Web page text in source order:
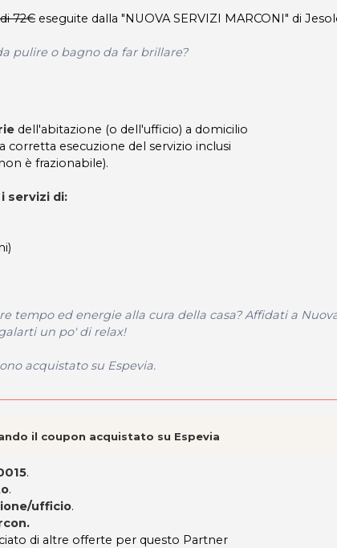
72€ eseguite dalla "NUOVA SERVIZI MARCONI" di
pulire o bagno da far brillare?
dell'abitazione (o dell'ufficio) a domicilio
esecuzione del servizio inclusi
è frazionabile).
servizi di:
tempo ed energie alla cura della casa? Affidati a
un po' di relax!
acquistato su Espevia.
il coupon acquistato su Espevia
.
.
ufficio.
di altre offerte per questo Partner